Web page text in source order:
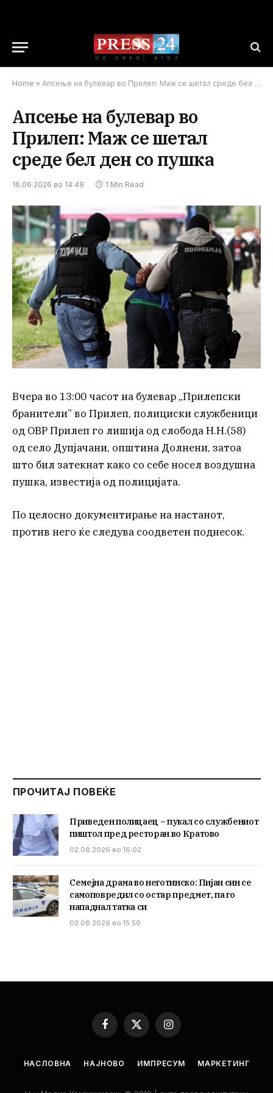
Home » Апсење на булевар во Прилеп: Маж се шетал среде бел ден со пушка
Апсење на булевар во
Прилеп: Маж се шетал
среде бел ден со пушка
16.06.2026 во 14:49 1 Min Read
Вчера во 13:00 часот на булeвар „Прилепски
бранители” во Прилеп, полициски службеници
од ОВР Прилеп го лишија од слобода Н.Н.(58)
од село Дупјачани, општина Долнени, затоа
што бил затекнат како со себе носел воздушна
пушка, известија од полицијата.
По целосно документирање на настанот,
против него ќе следува соодветен поднесок.
ПРОЧИТАЈ ПОВЕЌЕ
Приведен полицаец – пукал со службениот
пиштол пред ресторан во Кратово
02.08.2026 во 16:02
Семејна драма во неготинско: Пијан син се
самоповредил со остар предмет, па го
нападнал татка си
02.08.2026 во 15:50
Facebook
X
(Twitter)
Instagram
НАСЛОВНА НАЈНОВО ИМПРЕСУМ МАРКЕТИНГ